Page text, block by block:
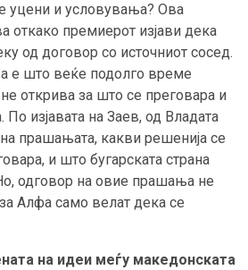
уцени и условувања? Ова
откако премиерот изјави дека
од договор со источниот сосед.
е што веќе подолго време
открива за што се преговара и
По изјавата на Заев, од Владата
прашањата, какви решенија се
и што бугарската страна
одговор на овие прашања не
Алфа само велат дека се
на идеи меѓу македонската